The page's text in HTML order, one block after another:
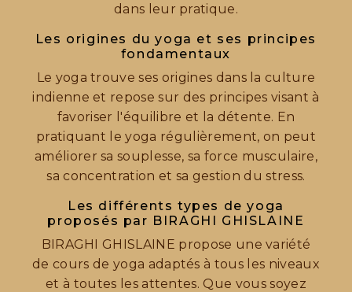
dans leur pratique.
Les origines du yoga et ses principes
fondamentaux
Le yoga trouve ses origines dans la culture
indienne et repose sur des principes visant à
favoriser l'équilibre et la détente. En
pratiquant le yoga régulièrement, on peut
améliorer sa souplesse, sa force musculaire,
sa concentration et sa gestion du stress.
Les différents types de yoga
proposés par BIRAGHI GHISLAINE
BIRAGHI GHISLAINE propose une variété
de cours de yoga adaptés à tous les niveaux
et à toutes les attentes. Que vous soyez